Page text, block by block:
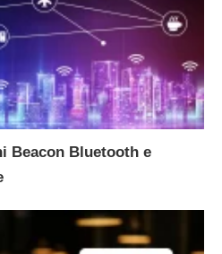
Beacon Bluetooth e